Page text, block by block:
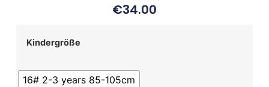
€34.00
Kindergröße
16# 2-3 years 85-105cm